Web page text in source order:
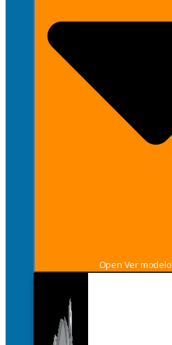
Open Ver